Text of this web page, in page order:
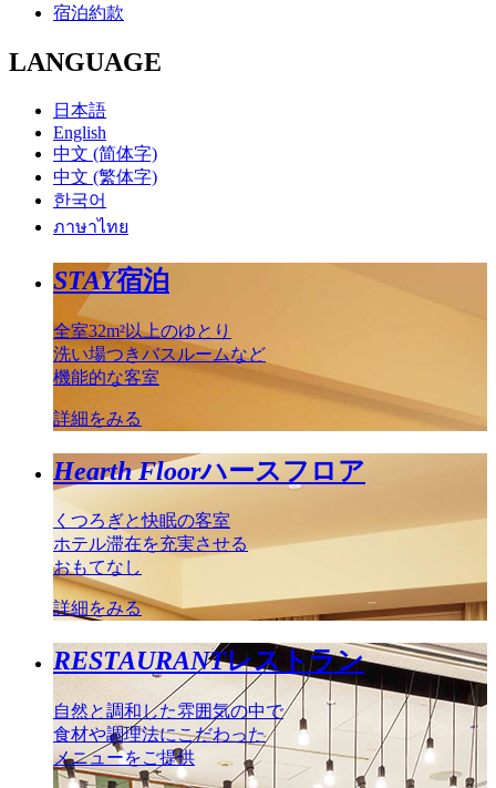
宿泊約款
LANGUAGE
日本語
English
中文 (简体字)
中文 (繁体字)
한국어
ภาษาไทย
STAY宿泊
全室32m²以上のゆとり
洗い場つきバスルームなど
機能的な客室
詳細をみる
Hearth Floorハースフロア
くつろぎと快眠の客室
ホテル滞在を充実させる
おもてなし
詳細をみる
RESTAURANTレストラン
自然と調和した雰囲気の中で
食材や調理法にこだわった
メニューをご提供